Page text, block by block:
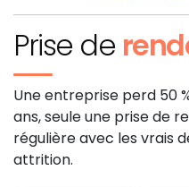
Prise de
Une entreprise perd 50
ans, seule une prise de
régulière avec les vrais
attrition.